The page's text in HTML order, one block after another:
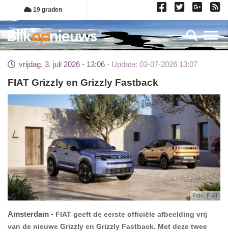
Overslaan
en
naar
de
gaan
19 graden
vrijdag, 3. juli 2026 - 13:06 Update: 03-07-2026 13:07
FIAT Grizzly en Grizzly Fastback
Foto: FIAT
Amsterdam
FIAT geeft de eerste officiële afbeelding vrij
van de nieuwe Grizzly en Grizzly Fastback. Met deze twee